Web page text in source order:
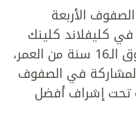
الأربعة
في كليفلاند كلينك
أبوظبي. بإمكان الحاضرين ما فوق الـ16 سنة من العمر،
في الصفوف
منها لـ45 دقيقة تحت إشراف أفضل